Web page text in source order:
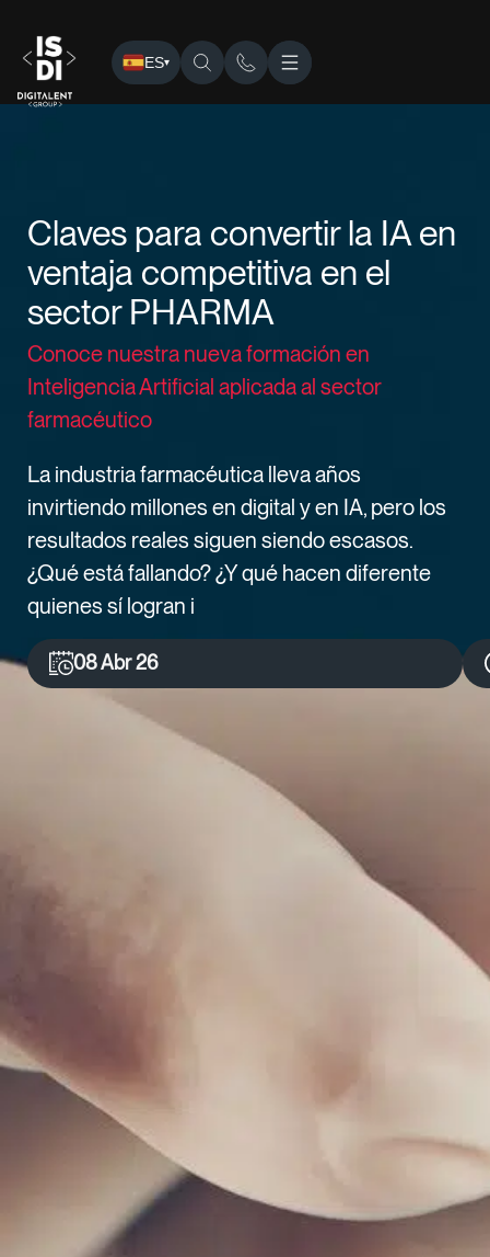
ES▾
ISDI› Eventos› Claves para convertir la IA en ventaja
Claves para convertir la IA en
ventaja competitiva en el
sector PHARMA
Conoce nuestra nueva formación en
Inteligencia Artificial aplicada al sector
farmacéutico
La industria farmacéutica lleva años
invirtiendo millones en digital y en IA, pero los
resultados reales siguen siendo escasos.
¿Qué está fallando? ¿Y qué hacen diferente
quienes sí logran i
08 Abr 26